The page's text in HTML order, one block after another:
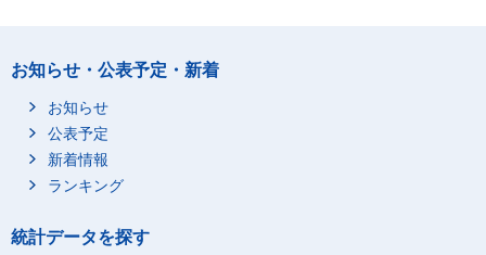
お知らせ・公表予定・新着
お知らせ
公表予定
新着情報
ランキング
統計データを探す